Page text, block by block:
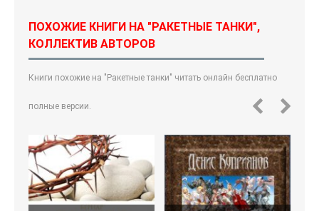
ПОХОЖИЕ КНИГИ НА "РАКЕТНЫЕ ТАНКИ",
КОЛЛЕКТИВ АВТОРОВ
Книги похожие на "Ракетные танки" читать онлайн бесплатно
полные версии.